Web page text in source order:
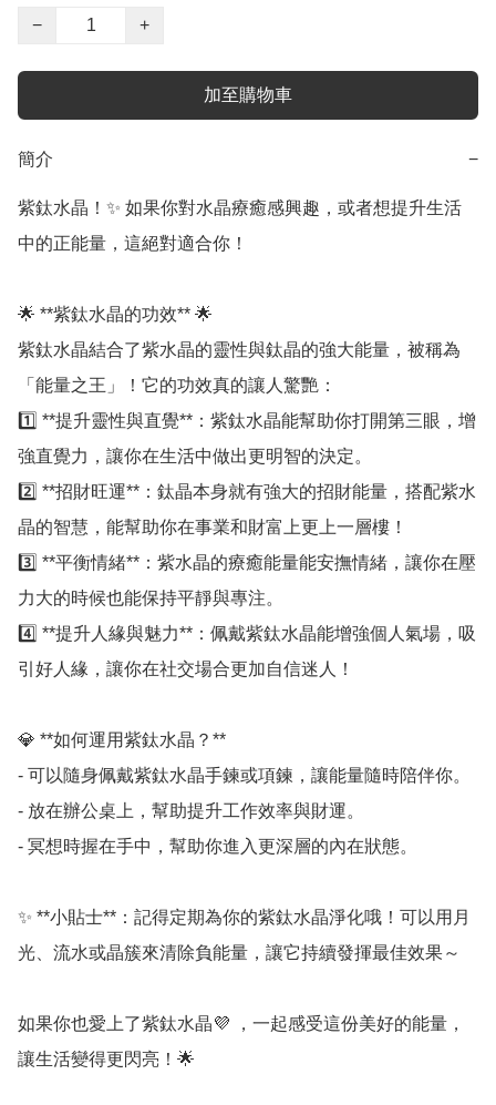
−
+
加至購物車
簡介 −
紫鈦水晶！✨ 如果你對水晶療癒感興趣，或者想提升生活
中的正能量，這絕對適合你！
🌟 **紫鈦水晶的功效** 🌟
紫鈦水晶結合了紫水晶的靈性與鈦晶的強大能量，被稱為
「能量之王」！它的功效真的讓人驚艷：
1️⃣ **提升靈性與直覺**：紫鈦水晶能幫助你打開第三眼，增
強直覺力，讓你在生活中做出更明智的決定。
2️⃣ **招財旺運**：鈦晶本身就有強大的招財能量，搭配紫水
晶的智慧，能幫助你在事業和財富上更上一層樓！
3️⃣ **平衡情緒**：紫水晶的療癒能量能安撫情緒，讓你在壓
力大的時候也能保持平靜與專注。
4️⃣ **提升人緣與魅力**：佩戴紫鈦水晶能增強個人氣場，吸
引好人緣，讓你在社交場合更加自信迷人！
💎 **如何運用紫鈦水晶？**
- 可以隨身佩戴紫鈦水晶手鍊或項鍊，讓能量隨時陪伴你。
- 放在辦公桌上，幫助提升工作效率與財運。
- 冥想時握在手中，幫助你進入更深層的內在狀態。
✨ **小貼士**：記得定期為你的紫鈦水晶淨化哦！可以用月
光、流水或晶簇來清除負能量，讓它持續發揮最佳效果～
如果你也愛上了紫鈦水晶💜 ，一起感受這份美好的能量，
讓生活變得更閃亮！🌟